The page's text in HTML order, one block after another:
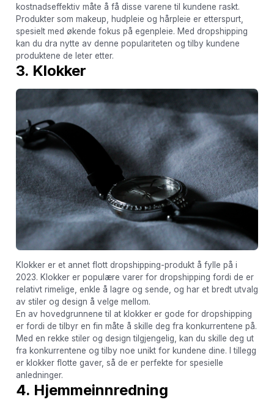
kostnadseffektiv måte å få disse varene til kundene raskt.
Produkter som makeup, hudpleie og hårpleie er etterspurt,
spesielt med økende fokus på egenpleie. Med dropshipping
kan du dra nytte av denne populariteten og tilby kundene
produktene de leter etter.
3. Klokker
Klokker er et annet flott dropshipping-produkt å fylle på i
2023. Klokker er populære varer for dropshipping fordi de er
relativt rimelige, enkle å lagre og sende, og har et bredt utvalg
av stiler og design å velge mellom.
En av hovedgrunnene til at klokker er gode for dropshipping
er fordi de tilbyr en fin måte å skille deg fra konkurrentene på.
Med en rekke stiler og design tilgjengelig, kan du skille deg ut
fra konkurrentene og tilby noe unikt for kundene dine. I tillegg
er klokker flotte gaver, så de er perfekte for spesielle
anledninger.
4. Hjemmeinnredning